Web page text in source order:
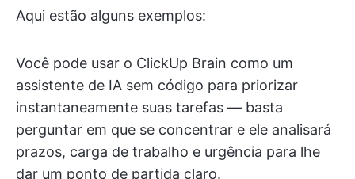
Aqui estão alguns exemplos:
Você pode usar o ClickUp Brain como um
assistente de IA sem código para priorizar
instantaneamente suas tarefas — basta
perguntar em que se concentrar e ele analisará
prazos, carga de trabalho e urgência para lhe
dar um ponto de partida claro.